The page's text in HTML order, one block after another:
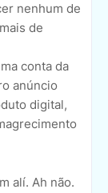
nenhum de
de
conta da
anúncio
digital,
alí. Ah não.